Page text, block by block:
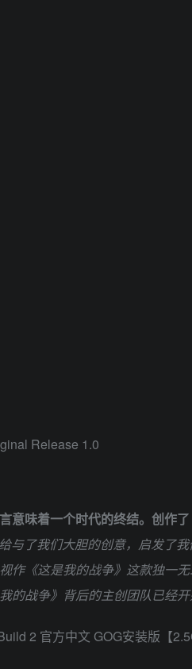
Release 1.0
味着一个时代的终结。创作
了我们大胆的创意，启发了
《这是我的战争》这款独一
的战争》背后的主创团队已经